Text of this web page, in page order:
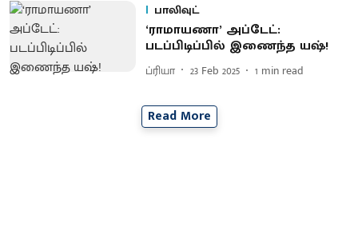
பாலிவுட்
‘ராமாயணா’ அப்டேட்:
படப்பிடிப்பில் இணைந்த யஷ்!
ப்ரியா 23 Feb 2025 1 min read
Read More